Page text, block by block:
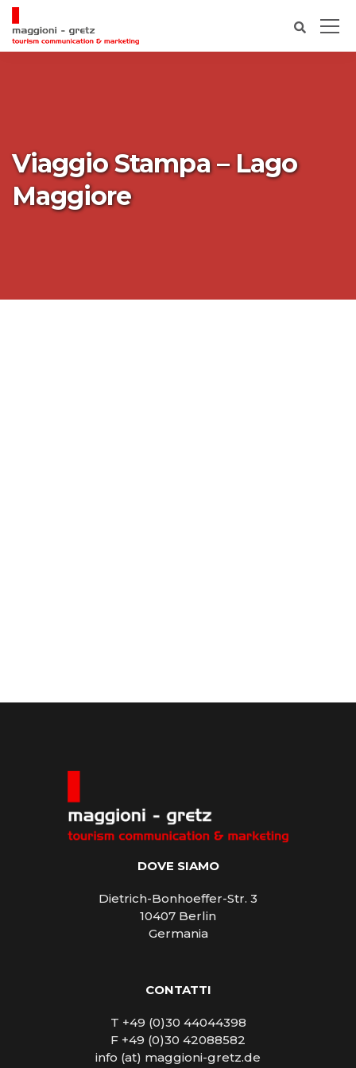
Viaggio Stampa – Lago
Maggiore
DOVE SIAMO
Dietrich-Bonhoeffer-Str. 3
10407 Berlin
Germania
CONTATTI
T +49 (0)30 44044398
F +49 (0)30 42088582
info (at) maggioni-gretz.de